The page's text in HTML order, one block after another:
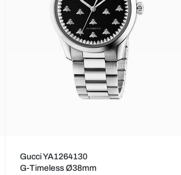
Gucci YA1264130
G-Timeless Ø38mm